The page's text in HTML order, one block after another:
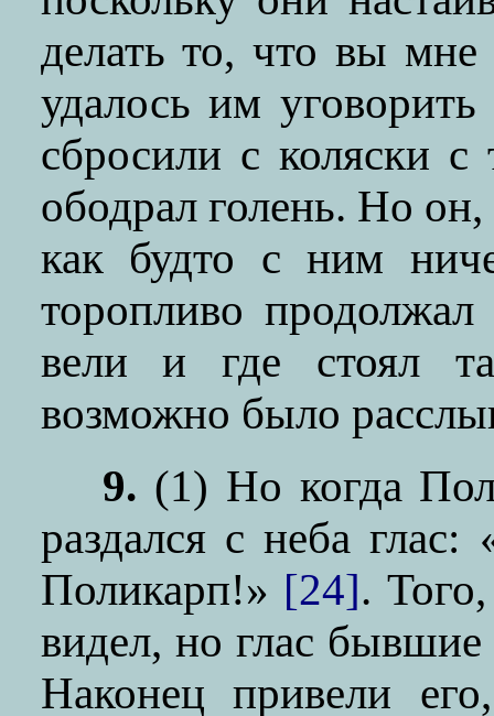
делать то, что вы мне
удалось им
сбросили с коляски
ободрал голень. Но
как будто с ним
торопливо
вели и где стоял
возможно было
9. (1) Но когда
раздался с неба
Поликарп!» [24].
видел, но глас
Наконец привели